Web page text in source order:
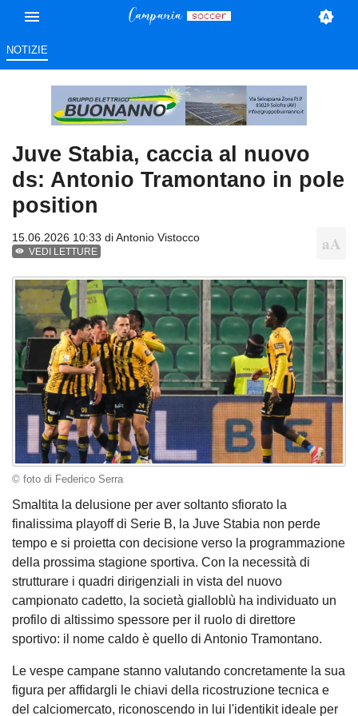
NOTIZIE
Juve Stabia, caccia al nuovo
ds: Antonio Tramontano in pole
position
15.06.2026 10:33 diAntonio Vistocco
VEDI LETTURE
© foto di Federico Serra
Smaltita la delusione per aver soltanto sfiorato la
finalissima playoff di Serie B, la Juve Stabia non perde
tempo e si proietta con decisione verso la programmazione
della prossima stagione sportiva. Con la necessità di
strutturare i quadri dirigenziali in vista del nuovo
campionato cadetto, la società gialloblù ha individuato un
profilo di altissimo spessore per il ruolo di direttore
sportivo: il nome caldo è quello di Antonio Tramontano.
Le vespe campane stanno valutando concretamente la sua
figura per affidargli le chiavi della ricostruzione tecnica e
del calciomercato, riconoscendo in lui l'identikit ideale per